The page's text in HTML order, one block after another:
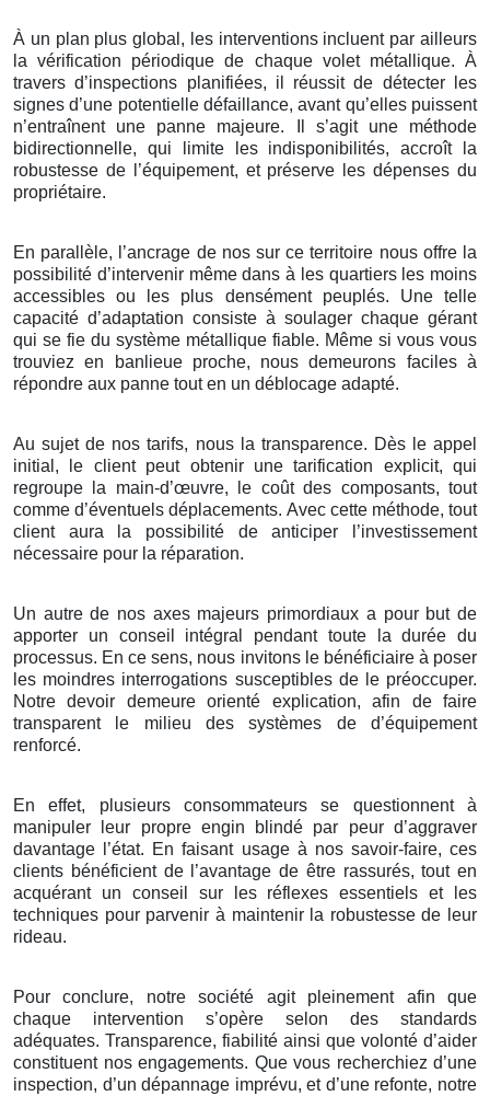
À un plan plus global, les interventions incluent par ailleurs
la vérification périodique de chaque volet métallique. À
travers d’inspections planifiées, il réussit de détecter les
signes d’une potentielle défaillance, avant qu’elles puissent
n’entraînent une panne majeure. Il s’agit une méthode
bidirectionnelle, qui limite les indisponibilités, accroît la
robustesse de l’équipement, et préserve les dépenses du
propriétaire.
En parallèle, l’ancrage de nos sur ce territoire nous offre la
possibilité d’intervenir même dans à les quartiers les moins
accessibles ou les plus densément peuplés. Une telle
capacité d’adaptation consiste à soulager chaque gérant
qui se fie du système métallique fiable. Même si vous vous
trouviez en banlieue proche, nous demeurons faciles à
répondre aux panne tout en un déblocage adapté.
Au sujet de nos tarifs, nous la transparence. Dès le appel
initial, le client peut obtenir une tarification explicit, qui
regroupe la main-d’œuvre, le coût des composants, tout
comme d’éventuels déplacements. Avec cette méthode, tout
client aura la possibilité de anticiper l’investissement
nécessaire pour la réparation.
Un autre de nos axes majeurs primordiaux a pour but de
apporter un conseil intégral pendant toute la durée du
processus. En ce sens, nous invitons le bénéficiaire à poser
les moindres interrogations susceptibles de le préoccuper.
Notre devoir demeure orienté explication, afin de faire
transparent le milieu des systèmes de d’équipement
renforcé.
En effet, plusieurs consommateurs se questionnent à
manipuler leur propre engin blindé par peur d’aggraver
davantage l’état. En faisant usage à nos savoir-faire, ces
clients bénéficient de l’avantage de être rassurés, tout en
acquérant un conseil sur les réflexes essentiels et les
techniques pour parvenir à maintenir la robustesse de leur
rideau.
Pour conclure, notre société agit pleinement afin que
chaque intervention s’opère selon des standards
adéquates. Transparence, fiabilité ainsi que volonté d’aider
constituent nos engagements. Que vous recherchiez d’une
inspection, d’un dépannage imprévu, et d’une refonte, notre